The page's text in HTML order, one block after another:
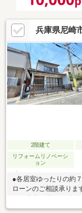
兵庫県尼崎
2階建て
リフォームリノベーシ
ョン
●各居室ゆったりの約
ローンのご相談承りま
まで徒歩５分／イズ
歩７分 ／キャンドゥ